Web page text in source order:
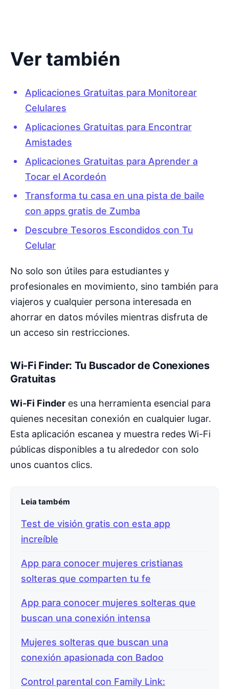
Ver también
Aplicaciones Gratuitas para Monitorear
Celulares
Aplicaciones Gratuitas para Encontrar
Amistades
Aplicaciones Gratuitas para Aprender a
Tocar el Acordeón
Transforma tu casa en una pista de baile
con apps gratis de Zumba
Descubre Tesoros Escondidos con Tu
Celular
No solo son útiles para estudiantes y
profesionales en movimiento, sino también para
viajeros y cualquier persona interesada en
ahorrar en datos móviles mientras disfruta de
un acceso sin restricciones.
Wi-Fi Finder: Tu Buscador de Conexiones
Gratuitas
Wi-Fi Finder es una herramienta esencial para
quienes necesitan conexión en cualquier lugar.
Esta aplicación escanea y muestra redes Wi-Fi
públicas disponibles a tu alrededor con solo
unos cuantos clics.
Leia também
Test de visión gratis con esta app
increíble
App para conocer mujeres cristianas
solteras que comparten tu fe
App para conocer mujeres solteras que
buscan una conexión intensa
Mujeres solteras que buscan una
conexión apasionada con Badoo
Control parental con Family Link: